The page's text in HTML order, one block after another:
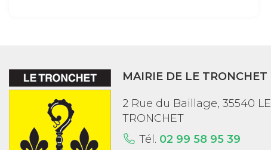
MAIRIE DE LE TRONCHET
2 Rue du Baillage, 35540 LE
TRONCHET
Tél. 02 99 58 95 39